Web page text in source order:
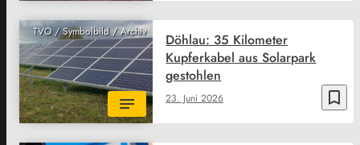
TVO / Symbolbild / Archiv
bookmark_border
23. Juni 2026
Döhlau: 35 Kilometer
Kupferkabel aus Solarpark
gestohlen